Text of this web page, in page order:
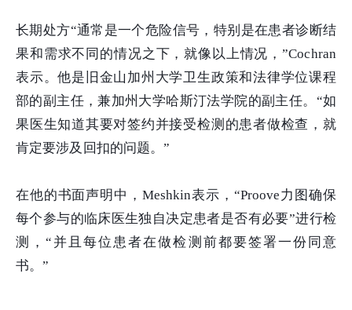
长期处方“通常是一个危险信号，特别是在患者诊断结
果和需求不同的情况之下，就像以上情况，”Cochran
表示。他是旧金山加州大学卫生政策和法律学位课程
部的副主任，兼加州大学哈斯汀法学院的副主任。“如
果医生知道其要对签约并接受检测的患者做检查，就
肯定要涉及回扣的问题。”
在他的书面声明中，Meshkin表示，“Proove力图确保
每个参与的临床医生独自决定患者是否有必要”进行检
测，“并且每位患者在做检测前都要签署一份同意
书。”